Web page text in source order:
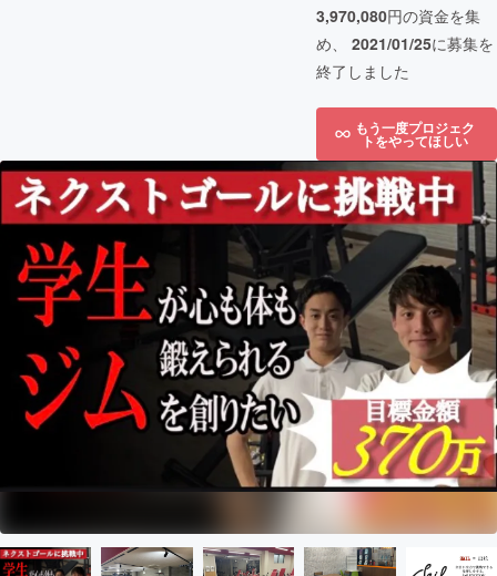
3,970,080円の資金を集
め、 2021/01/25に募集を
終了しました
もう一度プロジェク
トをやってほしい